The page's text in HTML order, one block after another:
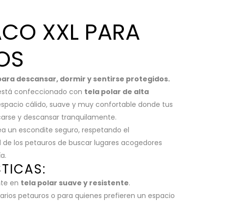
XXL PARA
descansar, dormir y sentirse protegidos.
confeccionado con tela polar de alta
cálido, suave y muy confortable donde tus
y descansar tranquilamente.
un escondite seguro, respetando el
los petauros de buscar lugares acogedores
en tela polar suave y resistente.
petauros o para quienes prefieren un espacio